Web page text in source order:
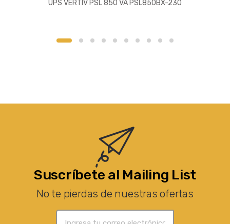
UPS VERTIV PSL 850 VA PSL850BX-230
Suscríbete al Mailing List
No te pierdas de nuestras ofertas